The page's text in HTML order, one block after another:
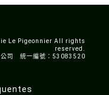
Le Pigeonnier All rights
reserved.
公司 統一編號：53083520